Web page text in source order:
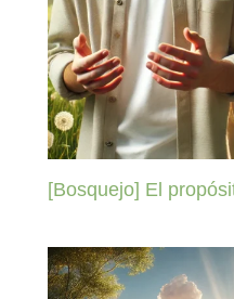
[Bosquejo] El